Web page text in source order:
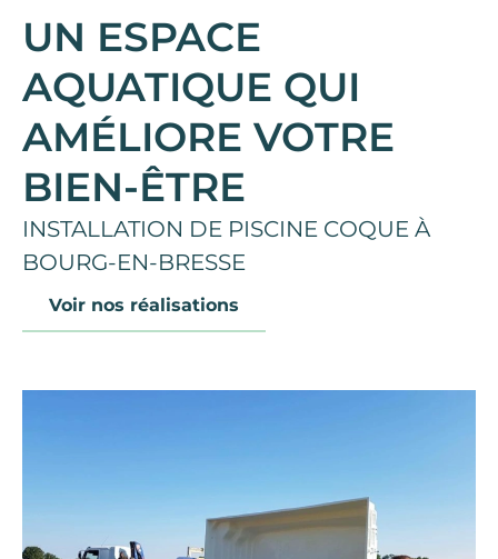
INSTALLATION DE PISCINE COQUE À
BOURG-EN-BRESSE
UN ESPACE
AQUATIQUE QUI
AMÉLIORE VOTRE
BIEN-ÊTRE
Voir nos réalisations